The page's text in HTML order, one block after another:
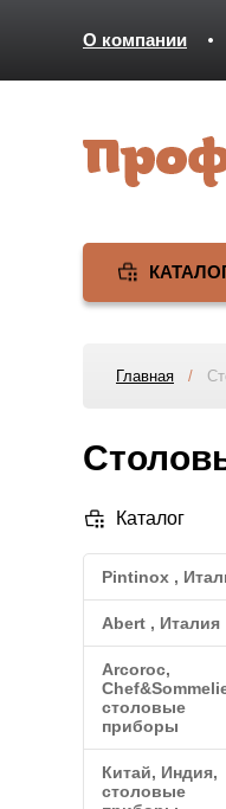
О компании
Главная /
Каталог
Pintinox ,
Abert , Италия
Arcoroc,
столовые
приборы
Китай, Индия,
столовые